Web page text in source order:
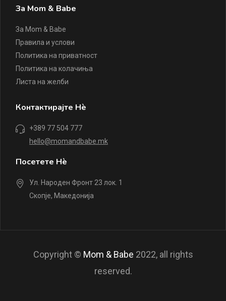
За Mom & Babe
За Mom & Babe
Правила и услови
Политика на приватност
Политика на колачиња
Листа на желби
Контактирајте Нè
+389 77 504 777
hello@momandbabe.mk
Посетете Нè
Ул. Народен Фронт 23 лок. 1
Скопје, Македонија
Copyright © Mom & Babe 2022, all rights
reserved.